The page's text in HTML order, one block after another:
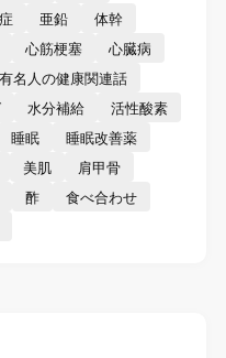
亜鉛
体幹
心筋梗塞
心臓病
有名人の健康関連話
水分補給
活性酸素
睡眠
睡眠改善薬
美肌
肩甲骨
酢
食べ合わせ